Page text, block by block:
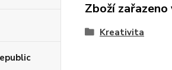
Zboží
Kreativita